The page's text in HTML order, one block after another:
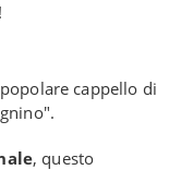
cappello di
, questo